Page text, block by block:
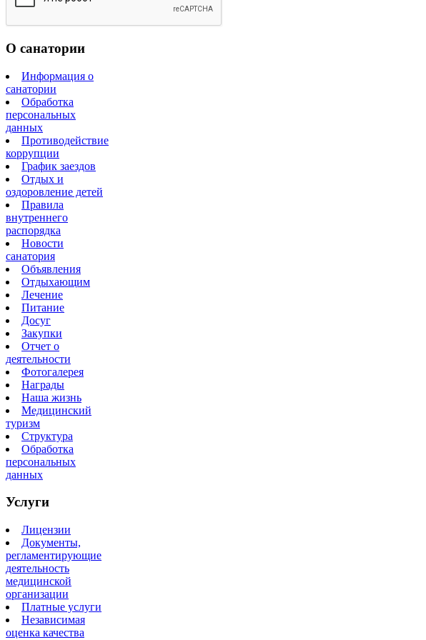
О санатории
Информация о
санатории
Обработка
персональных
данных
Противодействие
коррупции
График заездов
Отдых и
оздоровление детей
Правила
внутреннего
распорядка
Новости
санатория
Объявления
Отдыхающим
Лечение
Питание
Досуг
Закупки
Отчет о
деятельности
Фотогалерея
Награды
Наша жизнь
Медицинский
туризм
Структура
Обработка
персональных
данных
Услуги
Лицензии
Документы,
регламентирующие
деятельность
медицинской
организации
Платные услуги
Независимая
оценка качества